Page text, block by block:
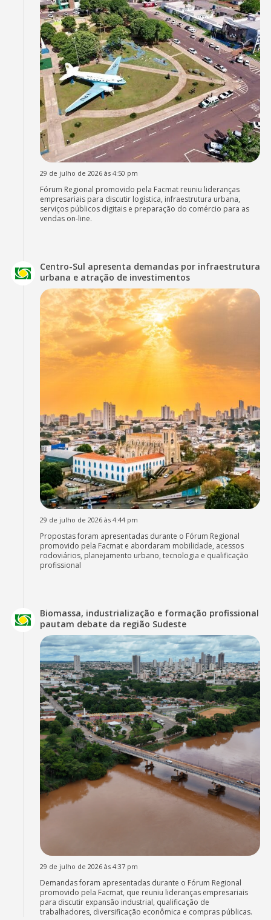
29 de julho de 2026 às 4:50 pm
Fórum Regional promovido pela Facmat reuniu lideranças
empresariais para discutir logística, infraestrutura urbana,
serviços públicos digitais e preparação do comércio para as
vendas on-line.
Centro-Sul apresenta demandas por infraestrutura
urbana e atração de investimentos
29 de julho de 2026 às 4:44 pm
Propostas foram apresentadas durante o Fórum Regional
promovido pela Facmat e abordaram mobilidade, acessos
rodoviários, planejamento urbano, tecnologia e qualificação
profissional
Biomassa, industrialização e formação profissional
pautam debate da região Sudeste
29 de julho de 2026 às 4:37 pm
Demandas foram apresentadas durante o Fórum Regional
promovido pela Facmat, que reuniu lideranças empresariais
para discutir expansão industrial, qualificação de
trabalhadores, diversificação econômica e compras públicas.